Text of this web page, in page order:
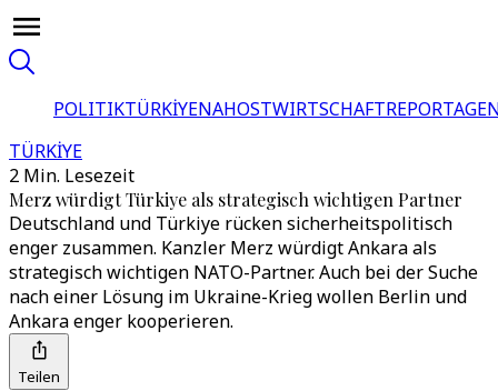
POLITIKTÜRKİYENAHOSTWIRTSCHAFT
TÜRKİYE
2 Min. Lesezeit
Merz würdigt Türkiye als strategisch wichtigen Partner
Deutschland und Türkiye rücken sicherheitspolitisch
enger zusammen. Kanzler Merz würdigt Ankara als
strategisch wichtigen NATO-Partner. Auch bei der Suche
nach einer Lösung im Ukraine-Krieg wollen Berlin und
Ankara enger kooperieren.
Teilen